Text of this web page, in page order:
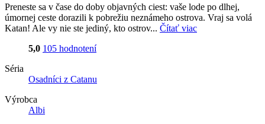
Preneste sa v čase do doby objavných ciest: vaše lode po dlhej,
úmornej ceste dorazili k pobrežiu neznámeho ostrova. Vraj sa volá
Katan! Ale vy nie ste jediný, kto ostrov... Čítať viac
5,0 105 hodnotení
Séria
Osadníci z Catanu
Výrobca
Albi